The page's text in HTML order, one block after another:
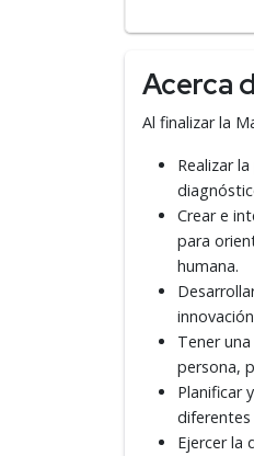
Acerca
Al finalizar la
Realizar
Crear e
para
humana.
Tener
persona,
Planificar
Ejercer la